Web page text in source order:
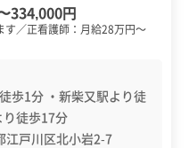
334,000円
す／正看護師：月給28万円～
歩1分 ・新柴又駅より徒
徒歩17分
江戸川区北小岩2-7